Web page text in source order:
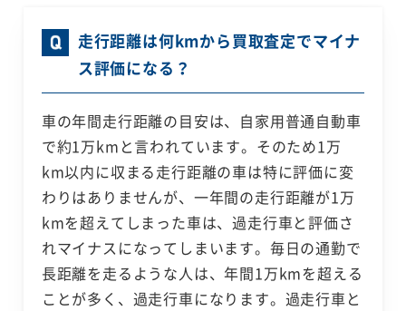
走行距離は何kmから買取査定でマイナ
ス評価になる？
車の年間走行距離の目安は、自家用普通自動車
で約1万kmと言われています。そのため1万
km以内に収まる走行距離の車は特に評価に変
わりはありませんが、一年間の走行距離が1万
kmを超えてしまった車は、過走行車と評価さ
れマイナスになってしまいます。毎日の通勤で
長距離を走るような人は、年間1万kmを超える
ことが多く、過走行車になります。過走行車と